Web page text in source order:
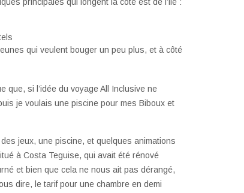
principales qui longent la côte est de l’ile :
qui veulent bouger un peu plus, et à côté
que, si l’idée du voyage All Inclusive ne
je voulais une piscine pour mes Biboux et
jeux, une piscine, et quelques animations
à Costa Teguise, qui avait été rénové
et bien que cela ne nous ait pas dérangé,
dire, le tarif pour une chambre en demi